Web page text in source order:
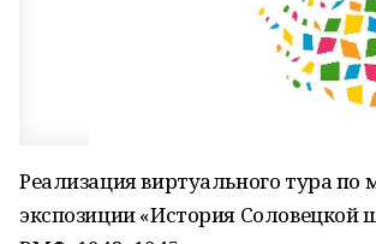
Реализация виртуального тура по
экспозиции «История